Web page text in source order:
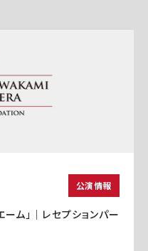
公演情報
ーム」｜レセプションパー